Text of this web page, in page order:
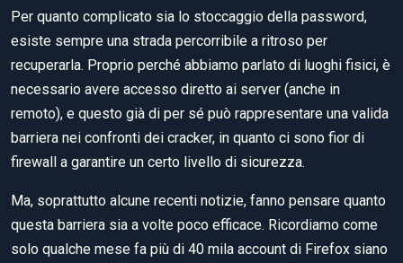
Per quanto complicato sia lo stoccaggio della password,
esiste sempre una strada percorribile a ritroso per
recuperarla. Proprio perché abbiamo parlato di luoghi fisici, è
necessario avere accesso diretto ai server (anche in
remoto), e questo già di per sé può rappresentare una valida
barriera nei confronti dei cracker, in quanto ci sono fior di
firewall a garantire un certo livello di sicurezza.
Ma, soprattutto alcune recenti notizie, fanno pensare quanto
questa barriera sia a volte poco efficace. Ricordiamo come
solo qualche mese fa più di 40 mila account di Firefox siano